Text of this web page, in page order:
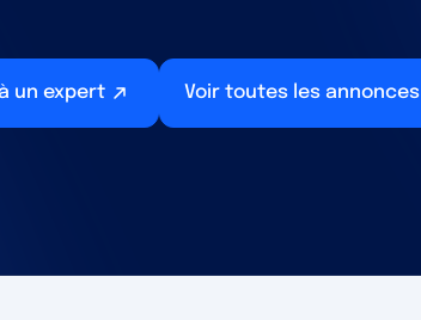
un expert Voir toutes les annonces